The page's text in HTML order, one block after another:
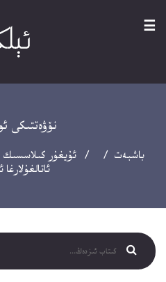
☰
نۆۋەتتىكى
باشبەت / / ئۇيغۇر كىلاسسىك